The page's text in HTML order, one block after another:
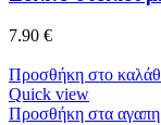
7.90 €
Προσθήκη στο
Quick view
Προσθήκη στα